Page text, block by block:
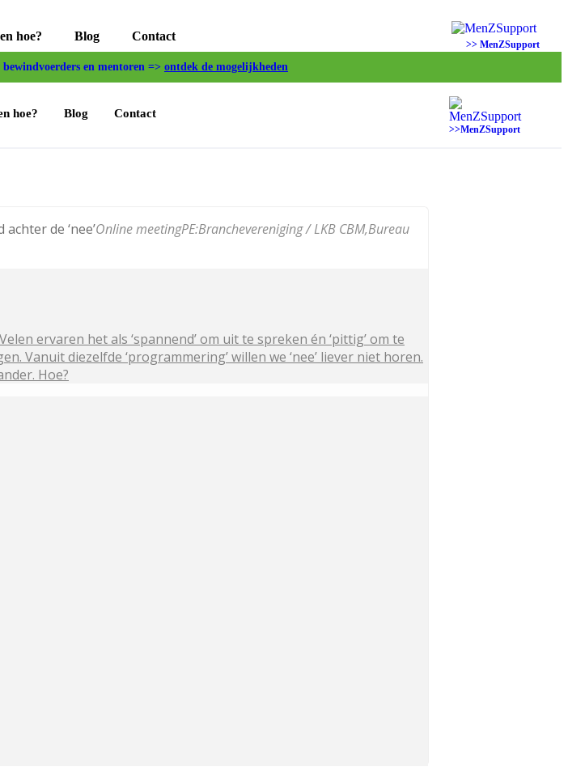
hoe? Blog Contact
>> MenZSupport
en mentoren => ontdek de mogelijkheden
hoe? Blog Contact
>>MenZSupport
de ‘nee’Online meetingPE:Branchevereniging / LKB CBM,Bureau
ervaren het als ‘spannend’ om uit te spreken én ‘pittig’ om te
Vanuit diezelfde ‘programmering’ willen we ‘nee’ liever niet horen.
Hoe?